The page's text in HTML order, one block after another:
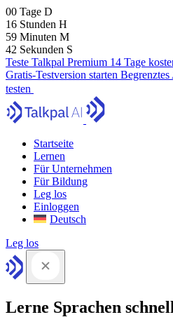
00 Tage D
16 Stunden H
59 Minuten M
41 Sekunden S
Teste Talkpal Premium 14 Tage
Gratis-Testversion starten Begrenztes
testen
Startseite
Lernen
Für Unternehmen
Für Bildung
Leg los
Einloggen
Deutsch
Leg los
Lerne Sprachen